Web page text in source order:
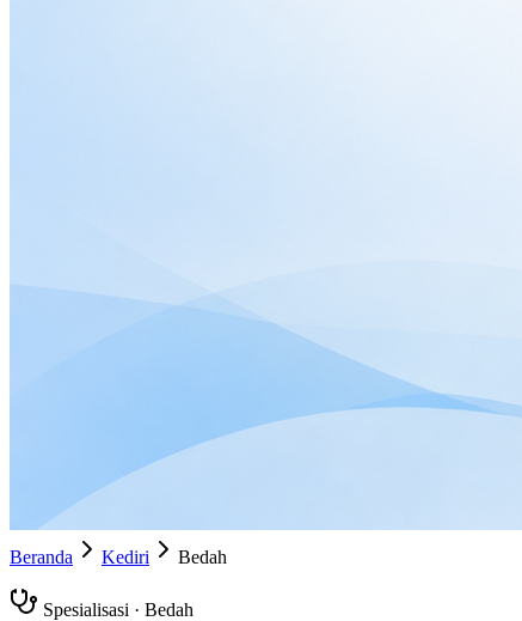
Beranda Kediri Bedah
Spesialisasi · Bedah